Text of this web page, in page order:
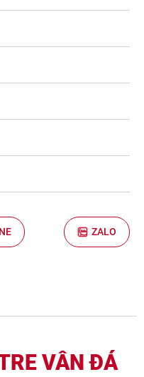
ZALO
VÂN ĐÁ